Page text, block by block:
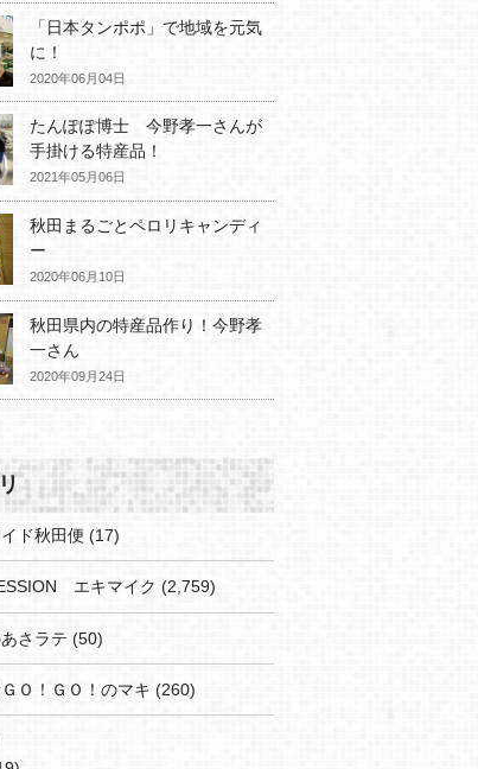
「日本タンポポ」で地域を元気
に！
2020年06月04日
たんぽぽ博士 今野孝一さんが
手掛ける特産品！
2021年05月06日
秋田まるごとペロリキャンディ
ー
2020年06月10日
秋田県内の特産品作り！今野孝
一さん
2020年09月24日
ド秋田便 (17)
エキマイク (2,759)
さラテ (50)
Ｏ！ＧＯ！のマキ (260)